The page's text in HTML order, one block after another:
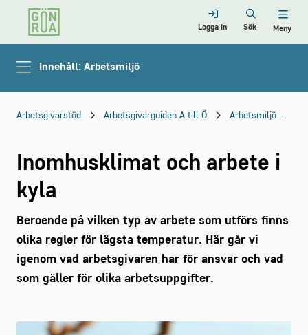
Logga in Sök Meny
Innehåll: Arbetsmiljö
Arbetsgivarstöd Arbetsgivarguiden A till Ö Arbetsmiljö
Inomhusklimat och arbete i
kyla
Beroende på vilken typ av arbete som utförs finns
olika regler för lägsta temperatur. Här går vi
igenom vad arbetsgivaren har för ansvar och vad
som gäller för olika arbetsuppgifter.